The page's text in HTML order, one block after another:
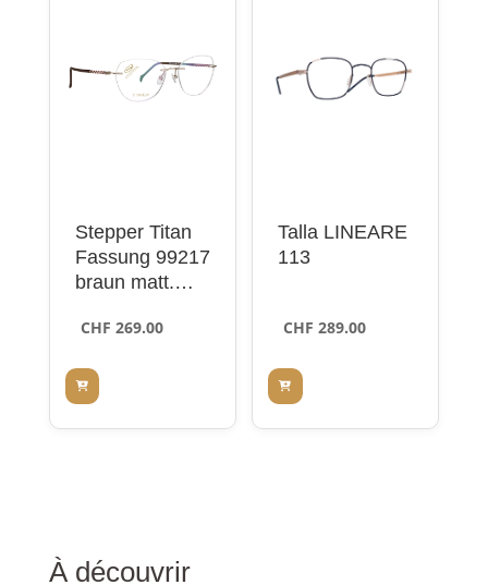
Stepper Titan
Fassung 99217
braun matt,
CHF 269.00
Talla LINEARE
113
CHF 289.00
À découvrir